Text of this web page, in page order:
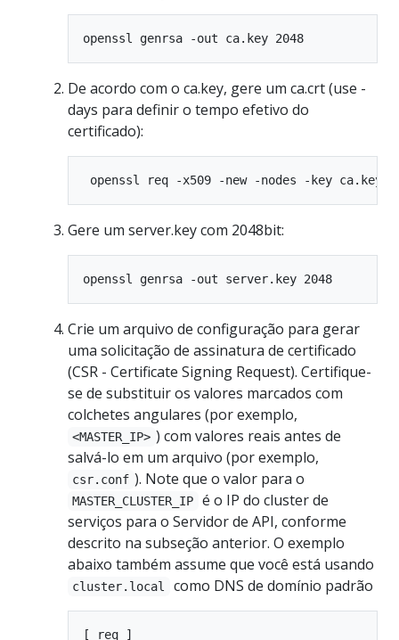
De acordo com o ca.key, gere um ca.crt (use -
days para definir o tempo efetivo do
certificado):
Gere um server.key com 2048bit:
Crie um arquivo de configuração para gerar
uma solicitação de assinatura de certificado
(CSR - Certificate Signing Request). Certifique-
se de substituir os valores marcados com
colchetes angulares (por exemplo,
<MASTER_IP> ) com valores reais antes de
salvá-lo em um arquivo (por exemplo,
csr.conf ). Note que o valor para o
MASTER_CLUSTER_IP
é o IP do cluster de
serviços para o Servidor de API, conforme
descrito na subseção anterior. O exemplo
abaixo também assume que você está usando
cluster.local como DNS de domínio padrão
[ req ]